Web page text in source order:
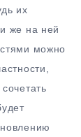
их
же на ней
можно